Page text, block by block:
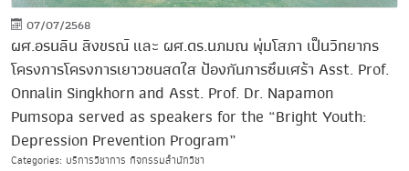
07/07/2568
ผศ.อรนลิน สิงขรณ์ และ ผศ.ดร.นภมณ พุ่มโสภา เป็นวิทยากร
โครงการโครงการเยาวชนสดใส ป้องกันการซึมเศร้า Asst. Prof.
Onnalin Singkhorn and Asst. Prof. Dr. Napamon
Pumsopa served as speakers for the “Bright Youth:
Depression Prevention Program”
Categories: บริการวิชาการ กิจกรรมสำนักวิชา